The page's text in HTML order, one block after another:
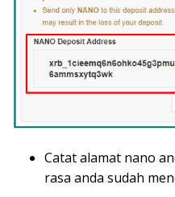
Catat alamat nano
rasa anda sudah